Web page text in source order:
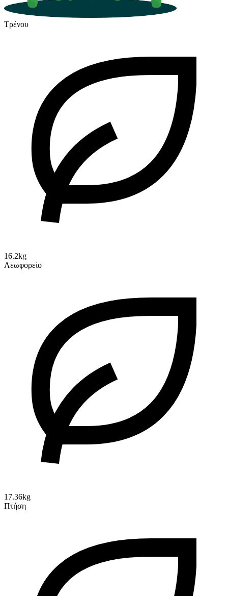
Τρένου
16.2kg
Λεωφορείο
17.36kg
Πτήση